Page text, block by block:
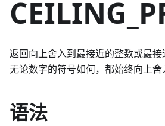
返回向上舍入到最接近的整数或最接
无论数字的符号如何，都始终向上舍
语法